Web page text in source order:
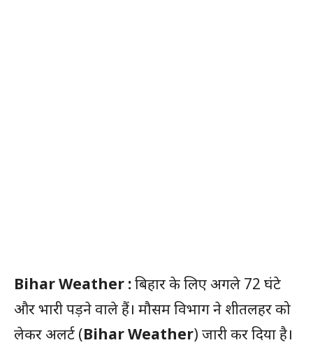
Bihar Weather :बिहार के लिए अगले 72 घंटे
और भारी पड़ने वाले हैं। मौसम विभाग ने शीतलहर को
लेकर अलर्ट (Bihar Weather) जारी कर दिया है।